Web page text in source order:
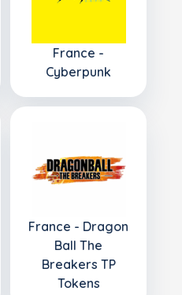
France -
Cyberpunk
France - Dragon
Ball The
Breakers TP
Tokens